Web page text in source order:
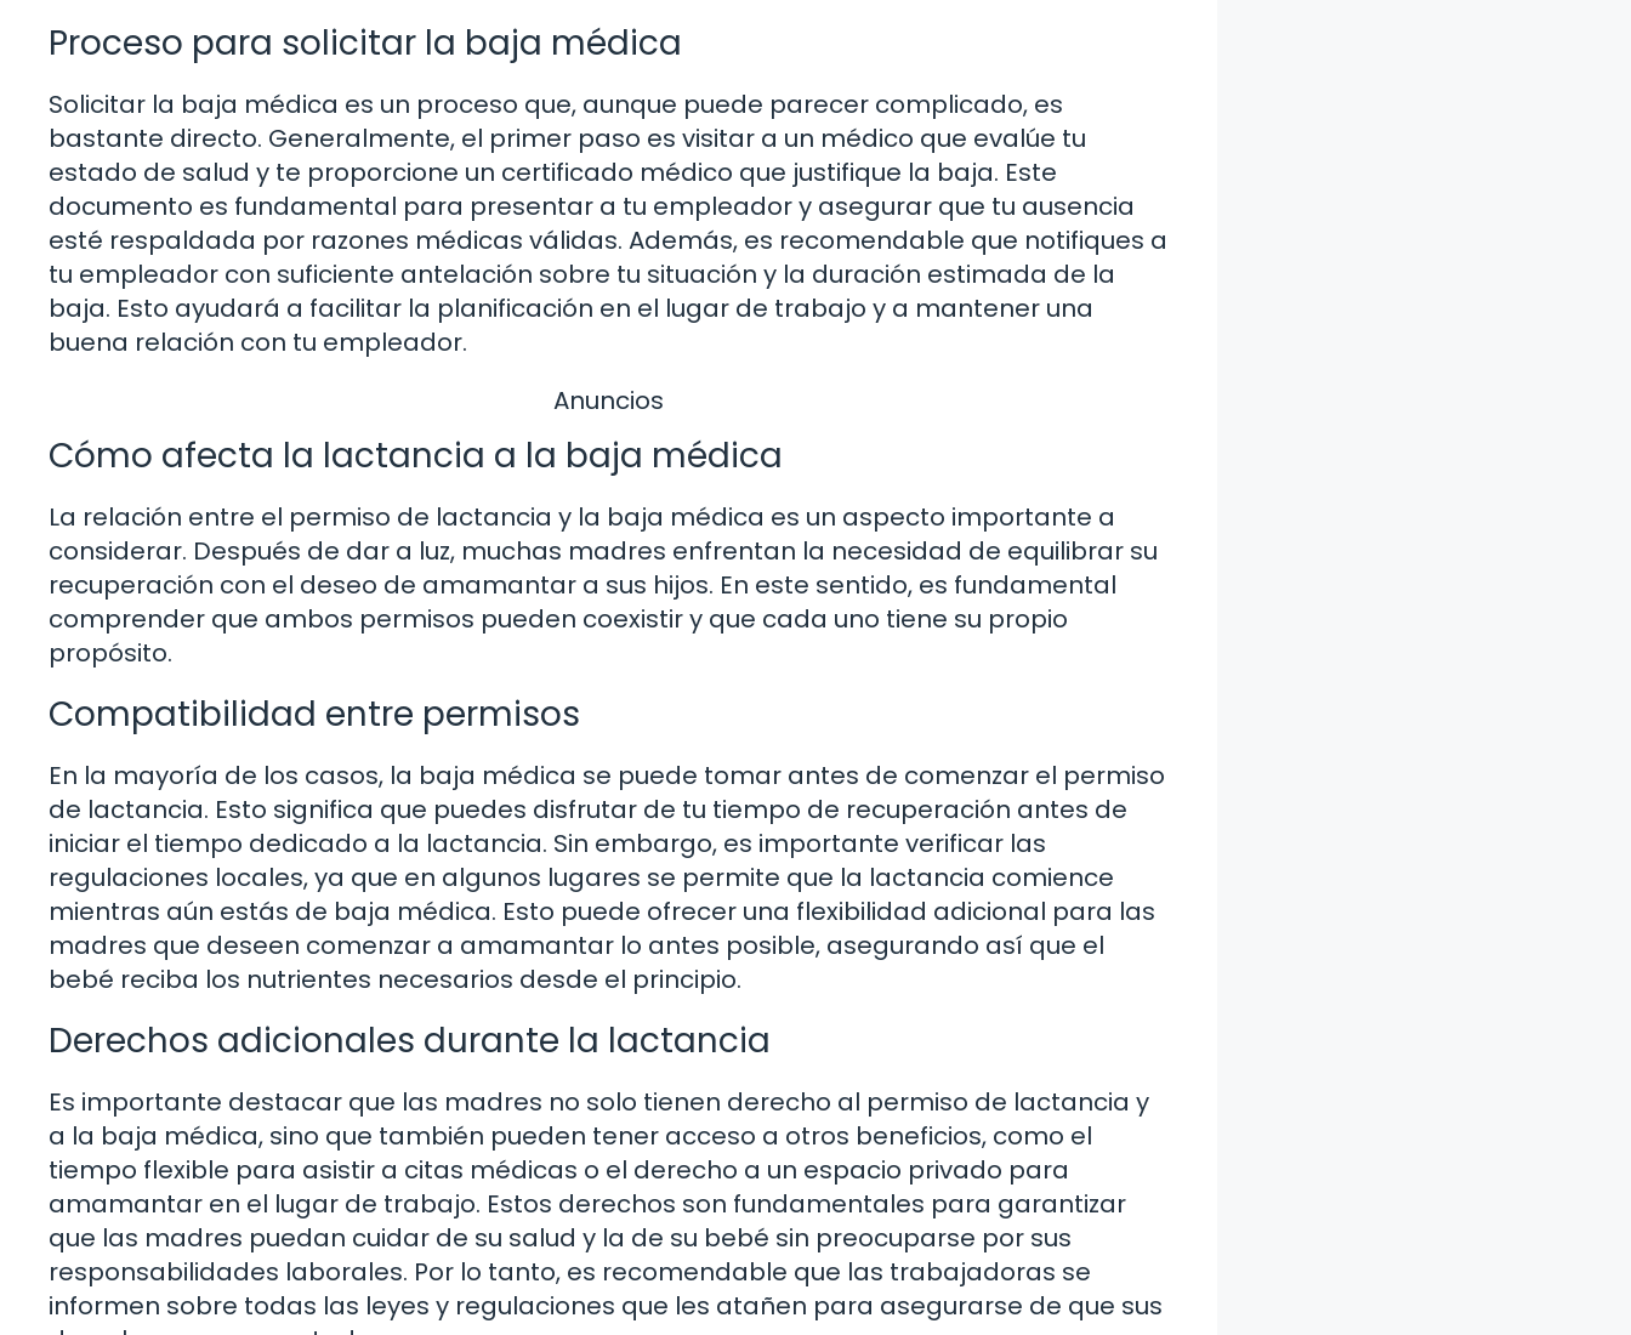
Proceso para solicitar la baja médica
Solicitar la baja médica es un proceso que, aunque puede parecer complicado, es
bastante directo. Generalmente, el primer paso es visitar a un médico que evalúe tu
estado de salud y te proporcione un certificado médico que justifique la baja. Este
documento es fundamental para presentar a tu empleador y asegurar que tu ausencia
esté respaldada por razones médicas válidas. Además, es recomendable que notifiques a
tu empleador con suficiente antelación sobre tu situación y la duración estimada de la
baja. Esto ayudará a facilitar la planificación en el lugar de trabajo y a mantener una
buena relación con tu empleador.
Anuncios
Cómo afecta la lactancia a la baja médica
La relación entre el permiso de lactancia y la baja médica es un aspecto importante a
considerar. Después de dar a luz, muchas madres enfrentan la necesidad de equilibrar su
recuperación con el deseo de amamantar a sus hijos. En este sentido, es fundamental
comprender que ambos permisos pueden coexistir y que cada uno tiene su propio
propósito.
Compatibilidad entre permisos
En la mayoría de los casos, la baja médica se puede tomar antes de comenzar el permiso
de lactancia. Esto significa que puedes disfrutar de tu tiempo de recuperación antes de
iniciar el tiempo dedicado a la lactancia. Sin embargo, es importante verificar las
regulaciones locales, ya que en algunos lugares se permite que la lactancia comience
mientras aún estás de baja médica. Esto puede ofrecer una flexibilidad adicional para las
madres que deseen comenzar a amamantar lo antes posible, asegurando así que el
bebé reciba los nutrientes necesarios desde el principio.
Derechos adicionales durante la lactancia
Es importante destacar que las madres no solo tienen derecho al permiso de lactancia y
a la baja médica, sino que también pueden tener acceso a otros beneficios, como el
tiempo flexible para asistir a citas médicas o el derecho a un espacio privado para
amamantar en el lugar de trabajo. Estos derechos son fundamentales para garantizar
que las madres puedan cuidar de su salud y la de su bebé sin preocuparse por sus
responsabilidades laborales. Por lo tanto, es recomendable que las trabajadoras se
informen sobre todas las leyes y regulaciones que les atañen para asegurarse de que sus